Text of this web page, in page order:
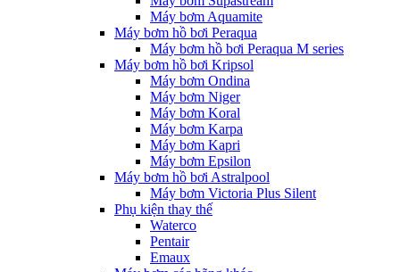
Máy bơm Aquamite
Máy bơm hồ bơi Peraqua
Máy bơm hồ bơi Peraqua M series
Máy bơm hồ bơi Kripsol
Máy bơm Ondina
Máy bơm Niger
Máy bơm Koral
Máy bơm Karpa
Máy bơm Kapri
Máy bơm Epsilon
Máy bơm hồ bơi Astralpool
Máy bơm Victoria Plus Silent
Phụ kiện thay thế
Waterco
Pentair
Emaux